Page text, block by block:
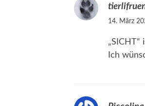
14. März
„SICHT“
Ich